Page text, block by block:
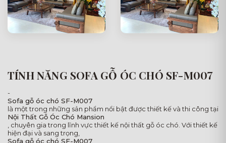
TÍNH NĂNG SOFA GỖ ÓC CHÓ SF-M007
-
Sofa gỗ óc chó SF-M007
là một trong những sản phẩm nổi bật được thiết kế và thi công tại
Nội Thất Gỗ Óc Chó Mansion
, chuyên gia trong lĩnh vực thiết kế nội thất gỗ óc chó. Với thiết kế
hiện đại và sang trọng,
Sofa gỗ óc chó SF-M007